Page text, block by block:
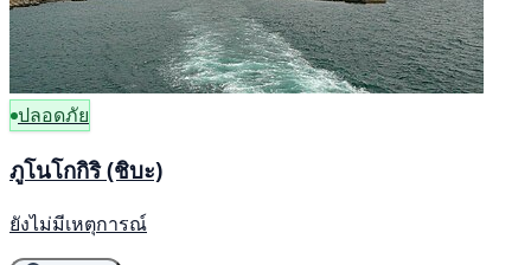
ปลอดภัย
ภูโนโกกิริ (ชิบะ)
ยังไม่มีเหตุการณ์